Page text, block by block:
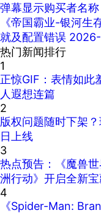
弹幕显示购买者名称
《帝国霸业-银河生
就及配置错误
热门新闻排行
1
正惊GIF：表情如此
人遐想连篇
2
版权问题随时下架
日上线
3
热点预告：《魔兽
洲行动》开启全新宝
4
《Spider-Man: